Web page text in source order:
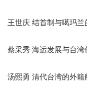
王世庆 结首制与噶玛
蔡采秀 海运发展与台
汤熙勇 清代台湾的外籍